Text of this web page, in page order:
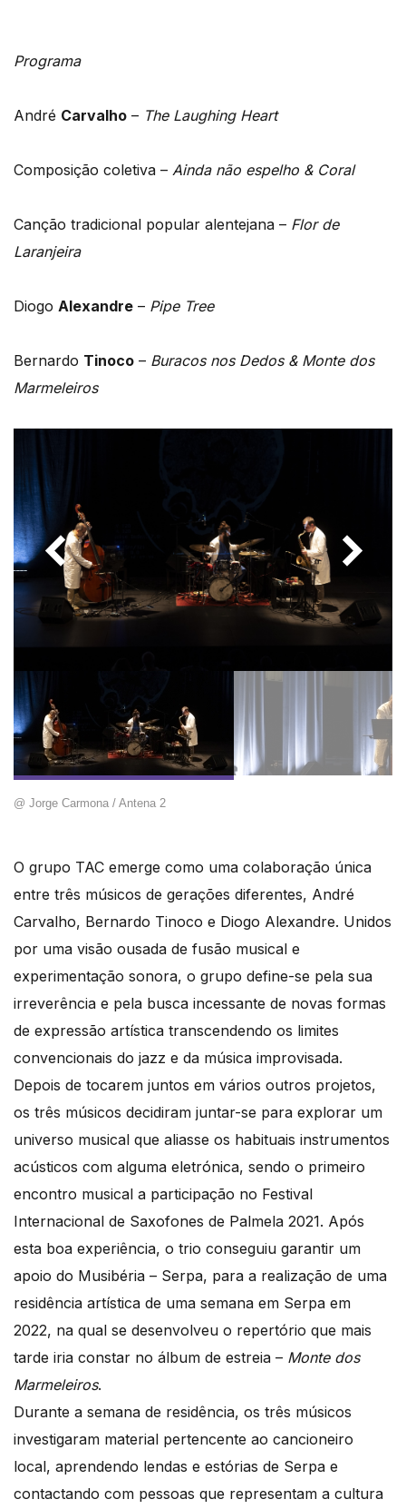
Programa
André Carvalho – The Laughing Heart
Composição coletiva – Ainda não espelho & Coral
Canção tradicional popular alentejana – Flor de
Laranjeira
Diogo Alexandre – Pipe Tree
Bernardo Tinoco – Buracos nos Dedos & Monte dos
Marmeleiros
@ Jorge Carmona / Antena 2
O grupo TAC emerge como uma colaboração única
entre três músicos de gerações diferentes, André
Carvalho, Bernardo Tinoco e Diogo Alexandre. Unidos
por uma visão ousada de fusão musical e
experimentação sonora, o grupo define-se pela sua
irreverência e pela busca incessante de novas formas
de expressão artística transcendendo os limites
convencionais do jazz e da música improvisada.
Depois de tocarem juntos em vários outros projetos,
os três músicos decidiram juntar-se para explorar um
universo musical que aliasse os habituais instrumentos
acústicos com alguma eletrónica, sendo o primeiro
encontro musical a participação no Festival
Internacional de Saxofones de Palmela 2021. Após
esta boa experiência, o trio conseguiu garantir um
apoio do Musibéria – Serpa, para a realização de uma
residência artística de uma semana em Serpa em
2022, na qual se desenvolveu o repertório que mais
tarde iria constar no álbum de estreia – Monte dos
Marmeleiros.
Durante a semana de residência, os três músicos
investigaram material pertencente ao cancioneiro
local, aprendendo lendas e estórias de Serpa e
contactando com pessoas que representam a cultura